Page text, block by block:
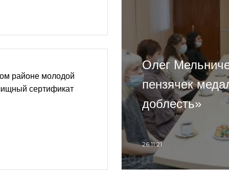
районе молодой
сертификат
Олег
пензячек
доблесть»
26.11.21